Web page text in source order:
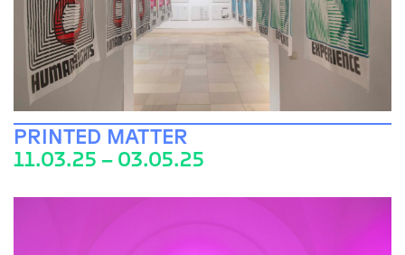
PRINTED MATTER
11.03.25 – 03.05.25